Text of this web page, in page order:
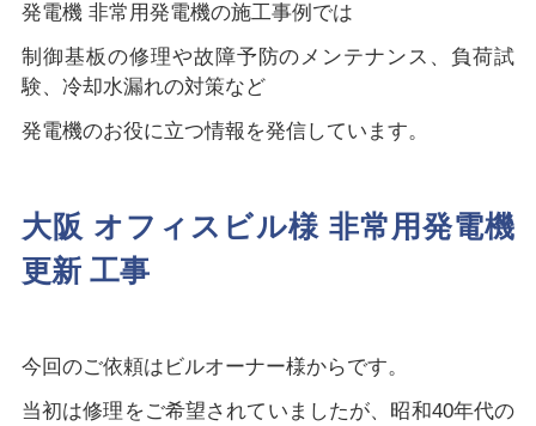
発電機 非常用発電機の施工事例では
制御基板の修理や故障予防のメンテナンス、負荷試
験、冷却水漏れの対策など
発電機のお役に立つ情報を発信しています。
大阪 オフィスビル様 非常用発電機
更新 工事
今回のご依頼はビルオーナー様からです。
当初は修理をご希望されていましたが、昭和40年代の